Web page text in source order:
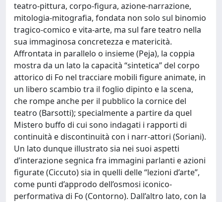
teatro-pittura, corpo-figura, azione-narrazione,
mitologia-mitografia, fondata non solo sul binomio
tragico-comico e vita-arte, ma sul fare teatro nella
sua immaginosa concretezza e matericità.
Affrontata in parallelo o insieme (Peja), la coppia
mostra da un lato la capacità “sintetica” del corpo
attorico di Fo nel tracciare mobili figure animate, in
un libero scambio tra il foglio dipinto e la scena,
che rompe anche per il pubblico la cornice del
teatro (Barsotti); specialmente a partire da quel
Mistero buffo di cui sono indagati i rapporti di
continuità e discontinuità con i narr-attori (Soriani).
Un lato dunque illustrato sia nei suoi aspetti
d’interazione segnica fra immagini parlanti e azioni
figurate (Ciccuto) sia in quelli delle “lezioni d’arte”,
come punti d’approdo dell’osmosi iconico-
performativa di Fo (Contorno). Dall’altro lato, con la